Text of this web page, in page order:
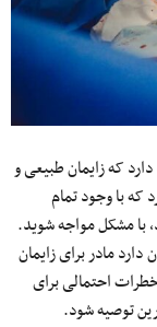
که زایمان طبیعی و
که با وجود تمام
با مشکل مواجه شوید.
مادر برای زایمان
احتمالی برای
توصیه شود.